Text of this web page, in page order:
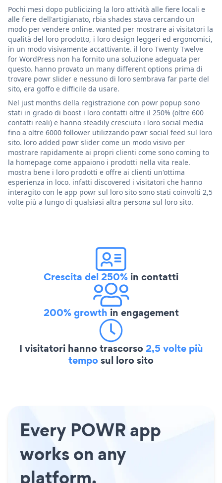
Pochi mesi dopo publicizing la loro attività alle fiere locali e
alle fiere dell'artigianato, rbia shades stava cercando un
modo per vendere online. wanted per mostrare ai visitatori la
qualità del loro prodotto, i loro design leggeri ed ergonomici,
in un modo visivamente accattivante. il loro Twenty Twelve
for WordPress non ha fornito una soluzione adeguata per
questo. hanno provato un many different options prima di
trovare powr slider e nessuno di loro sembrava far parte del
sito, era goffo e difficile da usare.
Nel just months della registrazione con powr popup sono
stati in grado di boost i loro contatti oltre il 250% (oltre 600
contatti reali) e hanno steadily cresciuto i loro social media
fino a oltre 6000 follower utilizzando powr social feed sul loro
sito. loro added powr slider come un modo visivo per
mostrare rapidamente ai propri clienti come sono coming to
la homepage come appaiono i prodotti nella vita reale.
mostra bene i loro prodotti e offre ai clienti un'ottima
esperienza in loco. infatti discovered i visitatori che hanno
interagito con le app powr sul loro sito sono stati coinvolti 2,5
volte più a lungo di qualsiasi altra persona sul loro sito.
Crescita del 250% in contatti
200% growth in engagement
I visitatori hanno trascorso2,5 volte più
temposul loro sito
Every POWR app
works on any
platform.